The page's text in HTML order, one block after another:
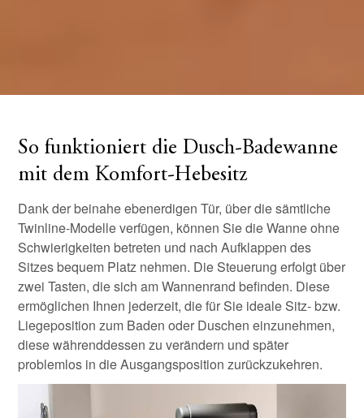
So funktioniert die Dusch-Badewanne
mit dem Komfort-Hebesitz
Dank der beinahe ebenerdigen Tür, über die sämtliche
Twinline-Modelle verfügen, können Sie die Wanne ohne
Schwierigkeiten betreten und nach Aufklappen des
Sitzes bequem Platz nehmen. Die Steuerung erfolgt über
zwei Tasten, die sich am Wannenrand befinden. Diese
ermöglichen Ihnen jederzeit, die für Sie ideale Sitz- bzw.
Liegeposition zum Baden oder Duschen einzunehmen,
diese währenddessen zu verändern und später
problemlos in die Ausgangsposition zurückzukehren.